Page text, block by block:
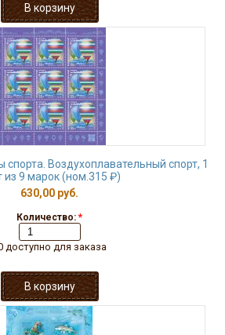
спорта. Воздухоплавательный спорт, 1
из 9 марок (ном.315 ₽)
630,00 руб.
Количество: *
доступно для заказа